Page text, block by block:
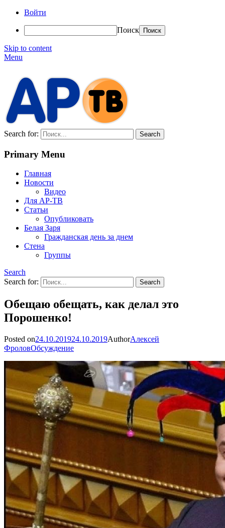
Войти
Поиск
Skip to content
Menu
Search for:
Primary Menu
Главная
Новости
Видео
Для АР-ТВ
Статьи
Опубликовать
Белая Заря
Гражданская день за днем
Стена
Группы
Search
Search for:
Обещаю обещать, как делал это
Порошенко!
Posted on24.10.201924.10.2019AuthorАлексей
ФроловОбсуждение